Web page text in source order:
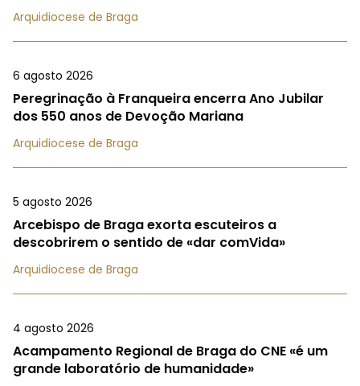
Arquidiocese de Braga
6 agosto 2026
Peregrinação à Franqueira encerra Ano Jubilar
dos 550 anos de Devoção Mariana
Arquidiocese de Braga
5 agosto 2026
Arcebispo de Braga exorta escuteiros a
descobrirem o sentido de «dar comVida»
Arquidiocese de Braga
4 agosto 2026
Acampamento Regional de Braga do CNE «é um
grande laboratório de humanidade»